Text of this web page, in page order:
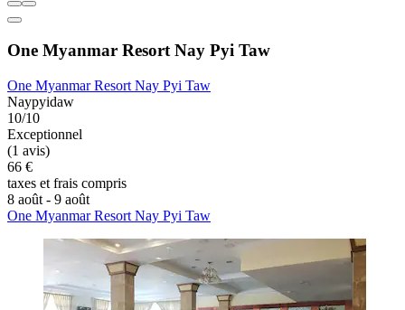
One Myanmar Resort Nay Pyi Taw
One Myanmar Resort Nay Pyi Taw
Naypyidaw
10/10
Exceptionnel
(1 avis)
66 €
taxes et frais compris
8 août - 9 août
One Myanmar Resort Nay Pyi Taw